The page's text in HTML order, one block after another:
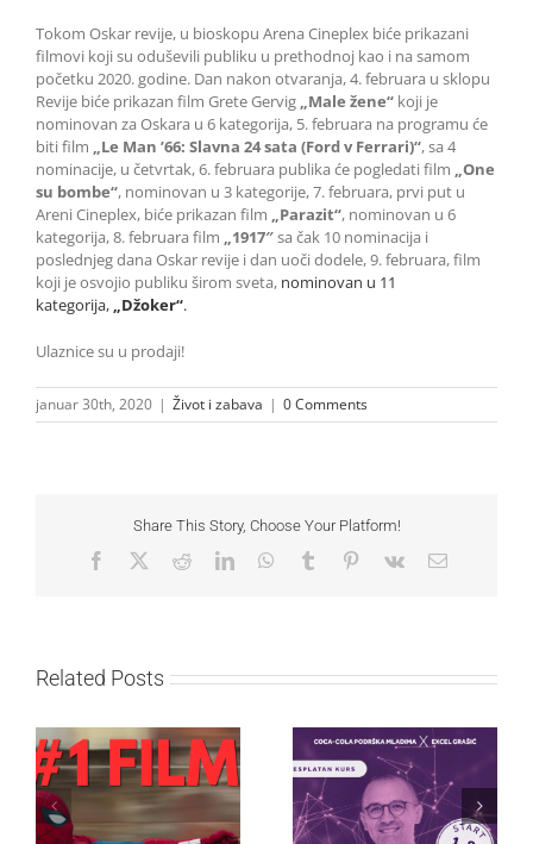
Tokom Oskar revije, u bioskopu Arena Cineplex biće prikazani
filmovi koji su oduševili publiku u prethodnoj kao i na samom
početku 2020. godine. Dan nakon otvaranja, 4. februara u sklopu
Revije biće prikazan film Grete Gervig „Male žene“ koji je
nominovan za Oskara u 6 kategorija, 5. februara na programu će
biti film „Le Man ’66: Slavna 24 sata (Fordv Ferrari)“, sa 4
nominacije, u četvrtak, 6. februara publika će pogledati film „One
su bombe“, nominovan u 3 kategorije, 7. februara, prvi put u
Areni Cineplex, biće prikazan film „Parazit“, nominovan u 6
kategorija, 8. februara film „1917″sa čak 10 nominacija i
poslednjeg dana Oskar revije i dan uoči dodele, 9. februara, film
koji je osvojio publiku širom sveta, nominovan u 11
kategorija, „Džoker“.
Ulaznice su u prodaji!
januar 30th, 2020 | Život i zabava | 0 Comments
Share This Story, Choose Your Platform!
Facebook RedditLinkedInWhatsApp
Tumblr Pinterest
Vk Email
Related Posts
Najuspešnije otvaranje
studijskog filma u Srbiji:
Spajdermen: Novi dan
Priključi se besplatnoj
regionalnoj AI edukaciji
i nauči kako da